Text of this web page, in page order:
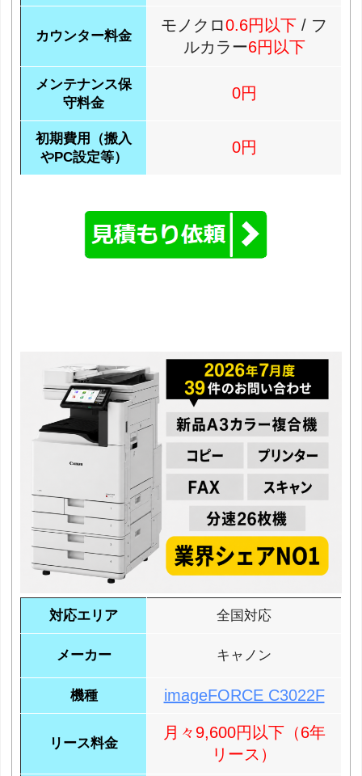
カウンター料金
モノクロ0.6円以下 / フ
ルカラー6円以下
メンテナンス保
守料金
0円
初期費用（搬入
やPC設定等）
0円
対応エリア 全国対応
メーカー キャノン
機種 imageFORCE C3022F
リース料金
月々9,600円以下（6年
リース）